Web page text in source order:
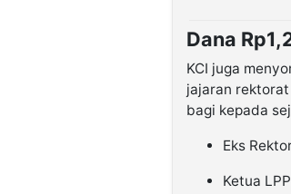
Dana
KCI juga
jajaran
bagi kepada
Eks
Ketua